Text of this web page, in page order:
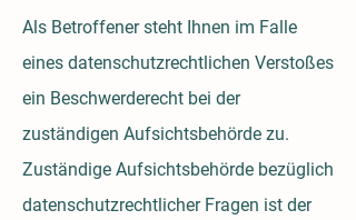
Als Betroffener steht Ihnen im Falle
eines datenschutzrechtlichen Verstoßes
ein Beschwerderecht bei der
zuständigen Aufsichtsbehörde zu.
Zuständige Aufsichtsbehörde bezüglich
datenschutzrechtlicher Fragen ist der